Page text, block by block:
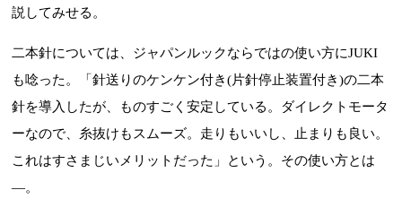
説してみせる。
二本針については、ジャパンルックならではの使い方にJUKI
も唸った。「針送りのケンケン付き(片針停止装置付き)の二本
針を導入したが、ものすごく安定している。ダイレクトモータ
ーなので、糸抜けもスムーズ。走りもいいし、止まりも良い。
これはすさまじいメリットだった」という。その使い方とは
―。